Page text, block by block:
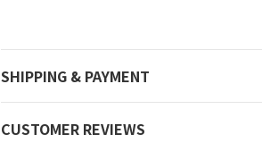
SHIPPING & PAYMENT
CUSTOMER REVIEWS